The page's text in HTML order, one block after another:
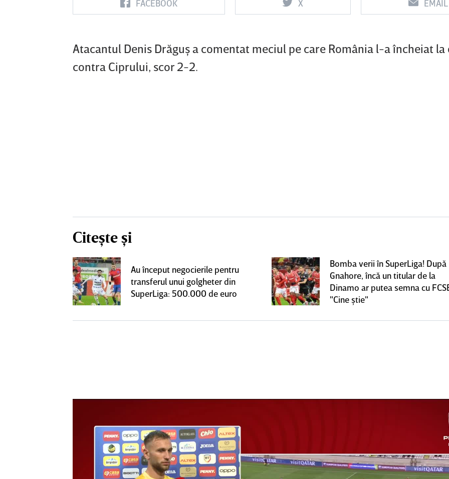
FACEBOOK X EMAIL
Atacantul Denis Drăguş a comentat meciul pe care România l-a încheiat
contra Ciprului, scor 2-2.
Citește și
Au început negocierile pentru
transferul unui golgheter din
SuperLiga: 500.000 de euro
Bomba verii în SuperLiga! După
Gnahore, încă un titular de la
Dinamo ar putea semna cu
"Cine ştie"